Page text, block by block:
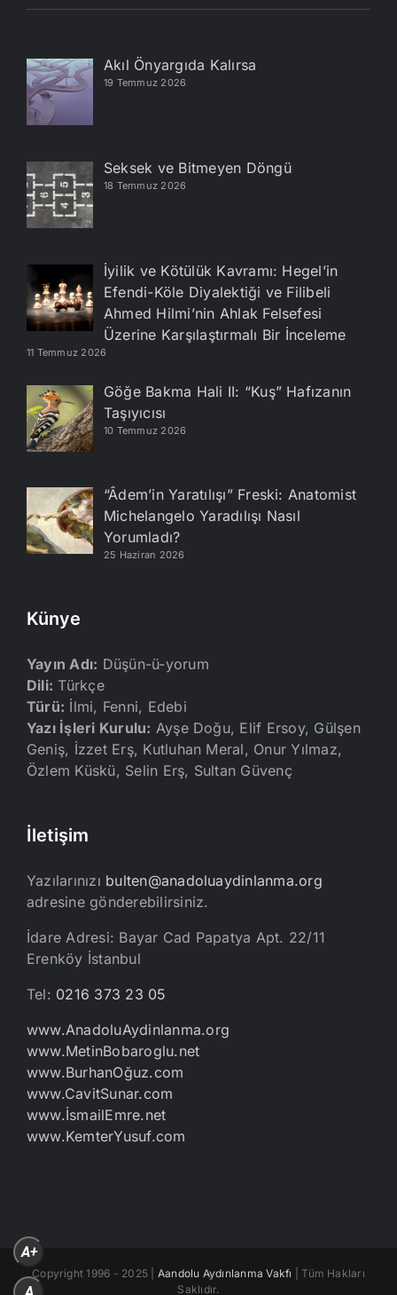
Akıl Önyargıda Kalırsa
19 Temmuz 2026
Seksek ve Bitmeyen Döngü
18 Temmuz 2026
İyilik ve Kötülük Kavramı: Hegel’in
Efendi-Köle Diyalektiği ve Filibeli
Ahmed Hilmi’nin Ahlak Felsefesi
Üzerine Karşılaştırmalı Bir İnceleme
11 Temmuz 2026
Göğe Bakma Hali II: “Kuş” Hafızanın
Taşıyıcısı
10 Temmuz 2026
“Âdem’in Yaratılışı” Freski: Anatomist
Michelangelo Yaradılışı Nasıl
Yorumladı?
25 Haziran 2026
Künye
Yayın Adı: Düşün-ü-yorum
Dili: Türkçe
Türü: İlmi, Fenni, Edebi
Yazı İşleri Kurulu: Ayşe Doğu, Elif Ersoy, Gülşen
Geniş, İzzet Erş, Kutluhan Meral, Onur Yılmaz,
Özlem Küskü, Selin Erş, Sultan Güvenç
İletişim
Yazılarınızı bulten@anadoluaydinlanma.org
adresine gönderebilirsiniz.
İdare Adresi: Bayar Cad Papatya Apt. 22/11
Erenköy İstanbul
Tel: 0216 373 23 05
www.AnadoluAydinlanma.org
www.MetinBobaroglu.net
www.BurhanOğuz.com
www.CavitSunar.com
www.İsmailEmre.net
www.KemterYusuf.com
Copyright 1996 - 2025 | Aandolu Aydınlanma Vakfı
| Tüm Hakları
Saklıdır.
A+